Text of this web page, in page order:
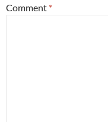
Comment *